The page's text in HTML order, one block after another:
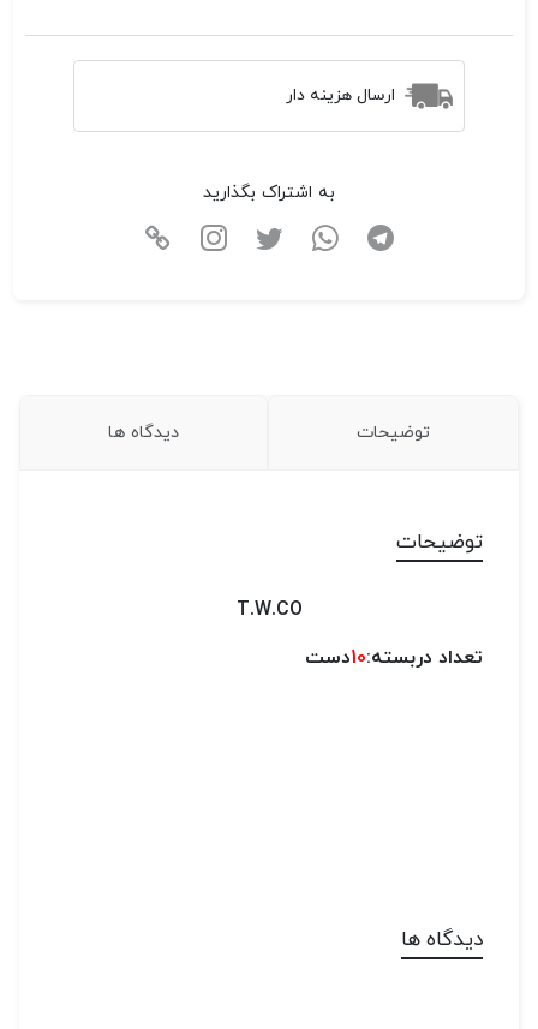
ارسال هزینه دار
به اشتراک بگذارید
توضیحات دیدگاه ها
توضیحات
T.W.CO
تعداد دربسته:10دست
دیدگاه ها